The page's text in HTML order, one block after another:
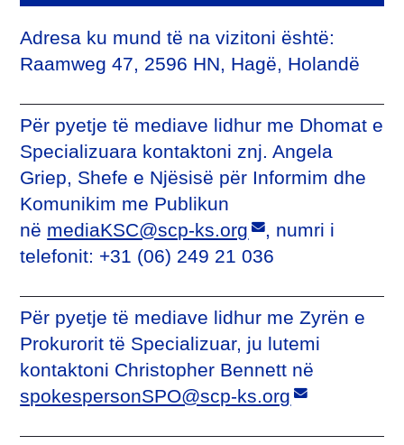
Adresa ku mund të na vizitoni është:
Raamweg 47, 2596 HN, Hagë, Holandë
Pёr pyetje tё mediave lidhur me Dhomat e
Specializuara kontaktoni znj. Angela
Griep, Shefe e Njësisë për Informim dhe
Komunikim me Publikun
në mediaKSC@scp-ks.org
, numri i
telefonit: +31 (06) 249 21 036
Pёr pyetje tё mediave lidhur me Zyrën e
Prokurorit të Specializuar, ju lutemi
kontaktoni Christopher Bennett në
spokespersonSPO@scp-ks.org